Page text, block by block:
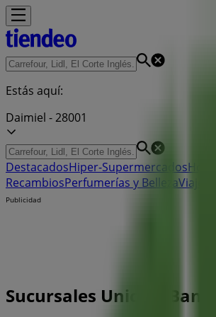
Estás aquí:
Daimiel - 28001
DestacadosHiper-Supermercados
RecambiosPerfumerías y BellezaViajes
Publicidad
Sucursales Unicaja